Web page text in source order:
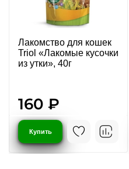
Лакомство для кошек
Triol «Лакомые кусочки
из утки», 40г
160 ₽
Купить